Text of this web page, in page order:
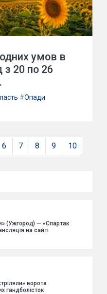
умов в
з 20 по 26
#Опади
6 7 8 9 10
(Ужгород) — «Спартак
на сайті
ворота
гандболісток